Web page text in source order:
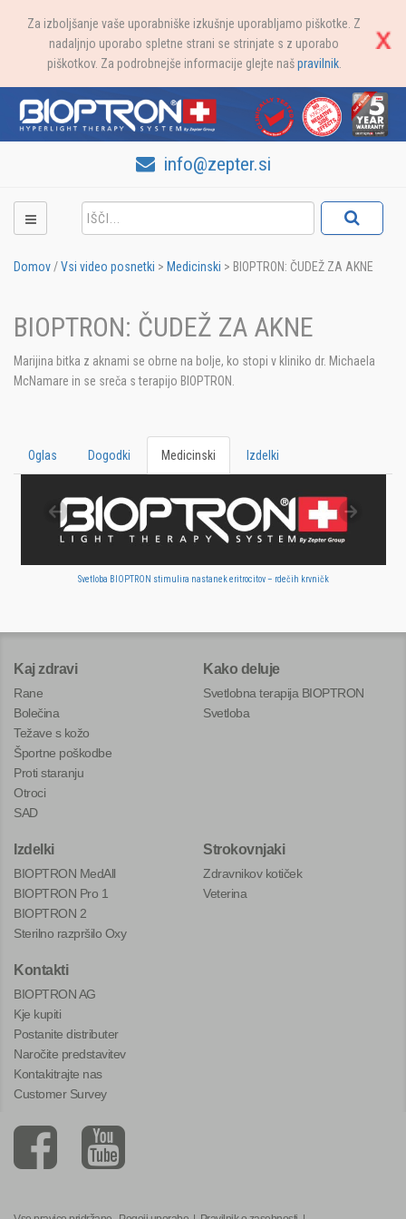
Za izboljšanje vaše uporabniške izkušnje uporabljamo piškotke. Z
nadaljnjo uporabo spletne strani se strinjate s z uporabo
piškotkov. Za podrobnejše informacije glejte našpravilnik.
info@zepter.si
Domov /Vsi video posnetki > Medicinski > BIOPTRON: ČUDEŽ ZA AKNE
BIOPTRON: ČUDEŽ ZA AKNE
Marijina bitka z aknami se obrne na bolje, ko stopi v kliniko dr. Michaela
McNamare in se sreča s terapijo BIOPTRON.
Oglas Dogodki Medicinski Izdelki
Svetloba BIOPTRON stimulira nastanek eritrocitov – rdečih krvničk
Kaj zdravi
Rane
Bolečina
Težave s kožo
Športne poškodbe
Proti staranju
Otroci
SAD
Kako deluje
Svetlobna terapija BIOPTRON
Svetloba
Izdelki
BIOPTRON MedAll
BIOPTRON Pro 1
BIOPTRON 2
Sterilno razpršilo Oxy
Strokovnjaki
Zdravnikov kotiček
Veterina
Kontakti
BIOPTRON AG
Kje kupiti
Postanite distributer
Naročite predstavitev
Kontakitrajte nas
Customer Survey